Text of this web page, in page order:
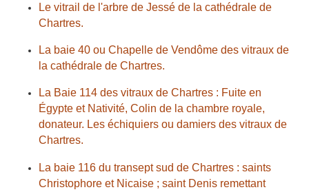
Le vitrail de l'arbre de Jessé de la cathédrale de
Chartres.
La baie 40 ou Chapelle de Vendôme des vitraux de
la cathédrale de Chartres.
La Baie 114 des vitraux de Chartres : Fuite en
Égypte et Nativité, Colin de la chambre royale,
donateur. Les échiquiers ou damiers des vitraux de
Chartres.
La baie 116 du transept sud de Chartres : saints
Christophore et Nicaise ; saint Denis remettant